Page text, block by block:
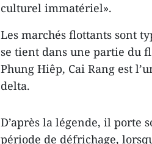
culturel immatériel».
Les marchés flottants sont
se tient dans une partie du
Phung Hiêp, Cai Rang est
delta.
D’après la légende, il porte
période de défrichage,